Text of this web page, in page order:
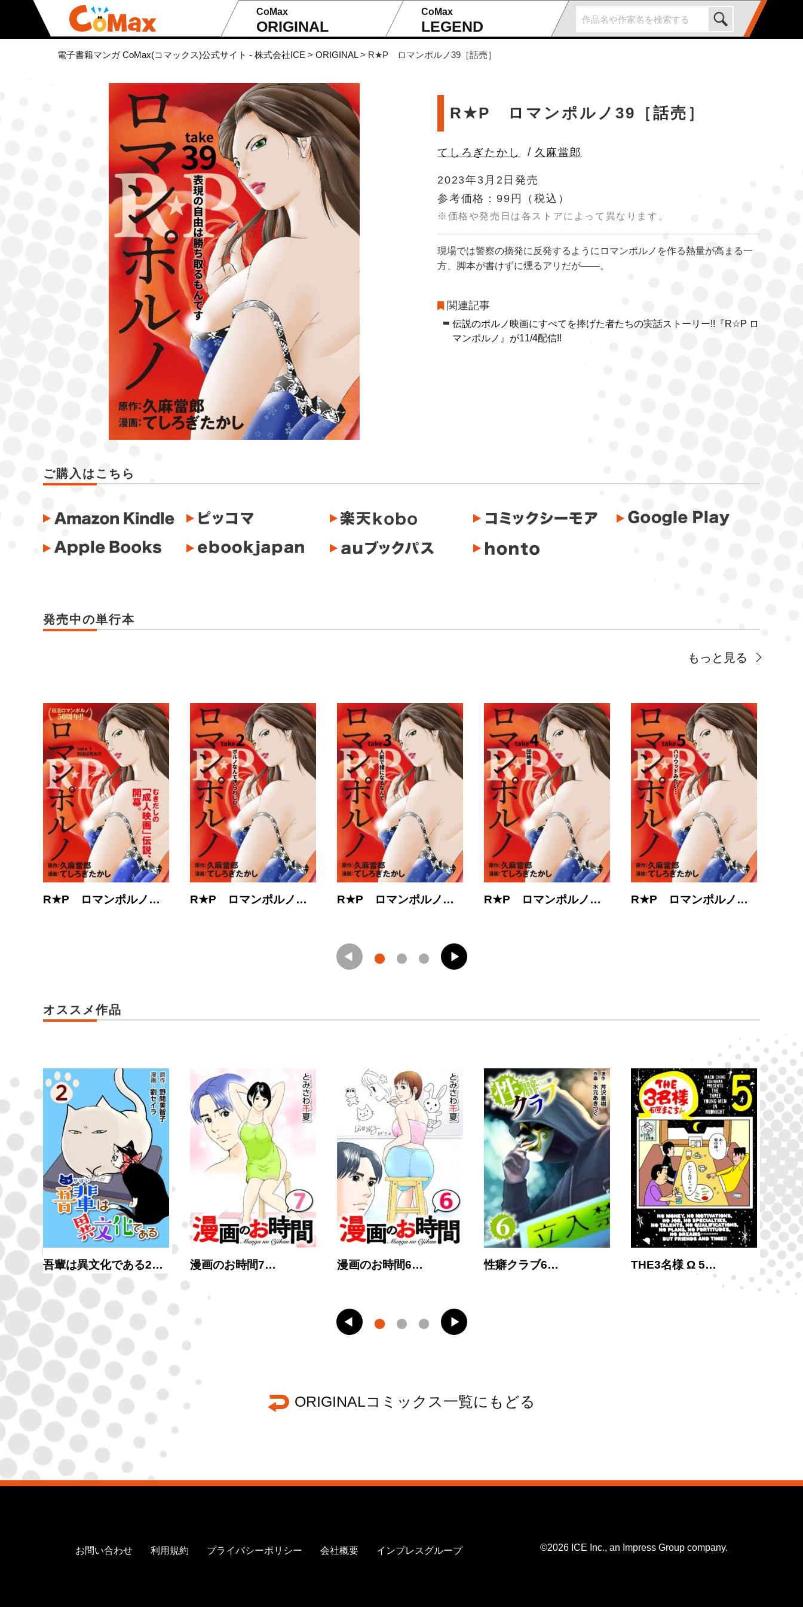
CoMax
ORIGINAL
CoMax
LEGEND
電子書籍マンガ CoMax(コマックス)公式サイト - 株式会社ICE > ORIGINAL> R★P ロマンポルノ39［話売］
R★P ロマンポルノ39［話売］
てしろぎたかし / 久麻當郎
2023年3月2日発売
参考価格：99円
（税込）
※価格や発売日は各ストアによって異なります。
現場では警察の摘発に反発するようにロマンポルノを作る熱量が高まる一
方、脚本が書けずに燻るアリだが――。
関連記事
伝説のポルノ映画にすべてを捧げた者たちの実話ストーリー!!『R☆P ロ
マンポルノ』が11/4配信!!
ご購入はこちら
発売中の単行本
もっと見る
R★P ロマンポルノ… R★P ロマンポルノ… R★P ロマンポルノ… R★P ロマンポルノ… R★P ロマンポルノ…
オススメ作品
吾輩は異文化である2… 漫画のお時間7… 漫画のお時間6… 性癖クラブ6… THE3名様 Ω 5…
ORIGINALコミックス一覧にもどる
お問い合わせ 利用規約 プライバシーポリシー 会社概要 インプレスグループ ©2026 ICE Inc., an Impress Group company.